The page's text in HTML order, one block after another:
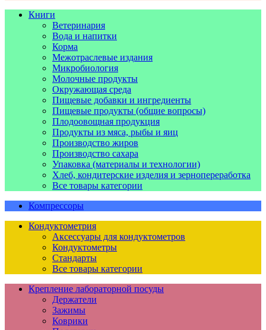
Книги
Ветеринария
Вода и напитки
Корма
Межотраслевые издания
Микробиология
Молочные продукты
Окружающая среда
Пищевые добавки и ингредиенты
Пищевые продукты (общие вопросы)
Плодоовощная продукция
Продукты из мяса, рыбы и яиц
Производство жиров
Производство сахара
Упаковка (материалы и технологии)
Хлеб, кондитерские изделия и зернопереработка
Все товары категории
Компрессоры
Кондуктометрия
Аксессуары для кондуктометров
Кондуктометры
Стандарты
Все товары категории
Крепление лабораторной посуды
Держатели
Зажимы
Коврики